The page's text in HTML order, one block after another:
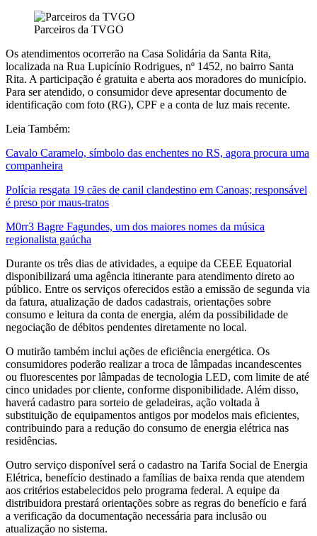
Parceiros da TVGO
Os atendimentos ocorrerão na Casa Solidária da Santa Rita,
localizada na Rua Lupicínio Rodrigues, nº 1452, no bairro Santa
Rita. A participação é gratuita e aberta aos moradores do município.
Para ser atendido, o consumidor deve apresentar documento de
identificação com foto (RG), CPF e a conta de luz mais recente.
Leia Também:
Cavalo Caramelo, símbolo das enchentes no RS, agora procura uma
companheira
Polícia resgata 19 cães de canil clandestino em Canoas; responsável
é preso por maus-tratos
M0rr3 Bagre Fagundes, um dos maiores nomes da música
regionalista gaúcha
Durante os três dias de atividades, a equipe da CEEE Equatorial
disponibilizará uma agência itinerante para atendimento direto ao
público. Entre os serviços oferecidos estão a emissão de segunda via
da fatura, atualização de dados cadastrais, orientações sobre
consumo e leitura da conta de energia, além da possibilidade de
negociação de débitos pendentes diretamente no local.
O mutirão também inclui ações de eficiência energética. Os
consumidores poderão realizar a troca de lâmpadas incandescentes
ou fluorescentes por lâmpadas de tecnologia LED, com limite de até
cinco unidades por cliente, conforme disponibilidade. Além disso,
haverá cadastro para sorteio de geladeiras, ação voltada à
substituição de equipamentos antigos por modelos mais eficientes,
contribuindo para a redução do consumo de energia elétrica nas
residências.
Outro serviço disponível será o cadastro na Tarifa Social de Energia
Elétrica, benefício destinado a famílias de baixa renda que atendem
aos critérios estabelecidos pelo programa federal. A equipe da
distribuidora prestará orientações sobre as regras do benefício e fará
a verificação da documentação necessária para inclusão ou
atualização no sistema.